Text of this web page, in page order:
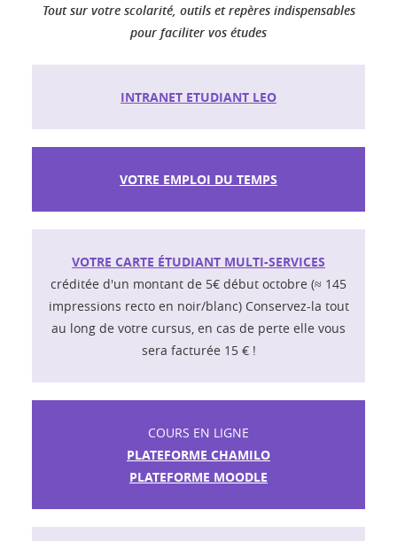
Tout sur votre scolarité, outils et repères indispensables
pour faciliter vos études
INTRANET ETUDIANT LEO
VOTRE EMPLOI DU TEMPS
VOTRE CARTE ÉTUDIANT MULTI-SERVICES
créditée d'un montant de 5€ début octobre (≈ 145
impressions recto en noir/blanc) Conservez-la tout
au long de votre cursus, en cas de perte elle vous
sera facturée 15 € !
COURS EN LIGNE
PLATEFORME CHAMILO
PLATEFORME MOODLE